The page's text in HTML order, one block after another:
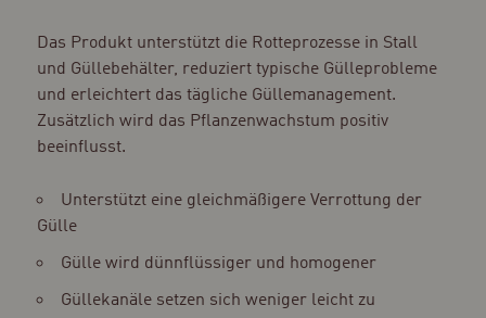
Das Produkt unterstützt die Rotteprozesse in Stall
und Güllebehälter, reduziert typische Gülleprobleme
und erleichtert das tägliche Güllemanagement.
Zusätzlich wird das Pflanzenwachstum positiv
beeinflusst.
Unterstützt eine gleichmäßigere Verrottung der
Gülle
Gülle wird dünnflüssiger und homogener
Güllekanäle setzen sich weniger leicht zu